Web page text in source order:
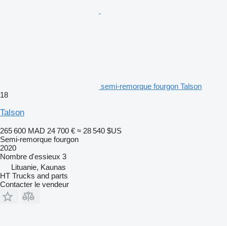
semi-remorque fourgon Talson
18
Talson
265 600 MAD 24 700 € ≈ 28 540 $US
Semi-remorque fourgon
2020
Nombre d'essieux 3
Lituanie, Kaunas
HT Trucks and parts
Contacter le vendeur